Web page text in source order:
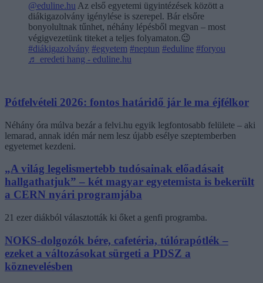
@eduline.hu Az első egyetemi ügyintézések között a
diákigazolvány igénylése is szerepel. Bár elsőre
bonyolultnak tűnhet, néhány lépésből megvan – most
végigvezetünk titeket a teljes folyamaton.😉
#diákigazolvány #egyetem #neptun #eduline #foryou
♬ eredeti hang - eduline.hu
Pótfelvételi 2026: fontos határidő jár le ma éjfélkor
Néhány óra múlva bezár a felvi.hu egyik legfontosabb felülete – aki
lemarad, annak idén már nem lesz újabb esélye szeptemberben
egyetemet kezdeni.
„A világ legelismertebb tudósainak előadásait
hallgathatjuk” – két magyar egyetemista is bekerült
a CERN nyári programjába
21 ezer diákból választották ki őket a genfi programba.
NOKS-dolgozók bére, cafetéria, túlórapótlék –
ezeket a változásokat sürgeti a PDSZ a
köznevelésben